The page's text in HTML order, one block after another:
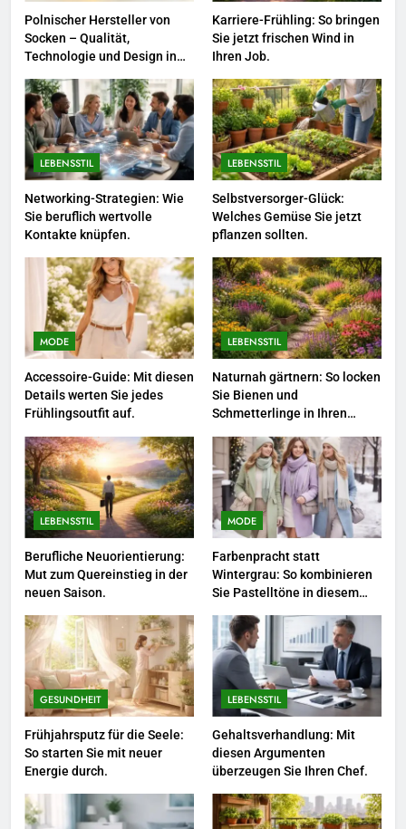
LEBENSSTIL
8
Farbenpracht statt Wintergrau:
So kombinieren Sie Pastelltöne
in diesem Jahr.
MODE
1
Polnischer Hersteller von
Socken – Qualität, Technologie
und Design in einem
2
Karriere-Frühling: So bringen Sie
jetzt frischen Wind in Ihren Job.
3
Networking-Strategien: Wie Sie
beruflich wertvolle Kontakte
knüpfen.
LEBENSSTIL
4
Selbstversorger-Glück: Welches
Gemüse Sie jetzt pflanzen
5
Accessoire-Guide: Mit diesen
Details werten Sie jedes
Frühlingsoutfit auf.
6
Naturnah gärtnern: So locken
Sie Bienen und Schmetterlinge
Polnischer Hersteller von
Socken – Qualität,
Technologie und Design in
Karriere-Frühling: So bringen
Sie jetzt frischen Wind in
Ihren Job.
LEBENSSTIL
Networking-Strategien: Wie
Sie beruflich wertvolle
Kontakte knüpfen.
LEBENSSTIL
Selbstversorger-Glück:
Welches Gemüse Sie jetzt
pflanzen sollten.
MODE
Accessoire-Guide: Mit diesen
Details werten Sie jedes
Frühlingsoutfit auf.
LEBENSSTIL
Naturnah gärtnern: So locken
Sie Bienen und
Schmetterlinge in Ihren
LEBENSSTIL
Berufliche Neuorientierung:
Mut zum Quereinstieg in der
neuen Saison.
MODE
Farbenpracht statt
Wintergrau: So kombinieren
Sie Pastelltöne in diesem
GESUNDHEIT
Frühjahrsputz für die Seele:
So starten Sie mit neuer
Energie durch.
LEBENSSTIL
Gehaltsverhandlung: Mit
diesen Argumenten
überzeugen Sie Ihren Chef.